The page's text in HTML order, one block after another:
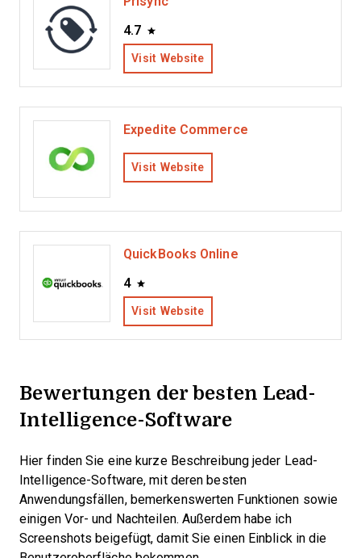
4.7
Visit Website
Expedite Commerce
Visit Website
QuickBooks Online
4
Visit Website
Bewertungen der besten Lead-
Intelligence-Software
Hier finden Sie eine kurze Beschreibung jeder Lead-
Intelligence-Software, mit deren besten
Anwendungsfällen, bemerkenswerten Funktionen sowie
einigen Vor- und Nachteilen. Außerdem habe ich
Screenshots beigefügt, damit Sie einen Einblick in die